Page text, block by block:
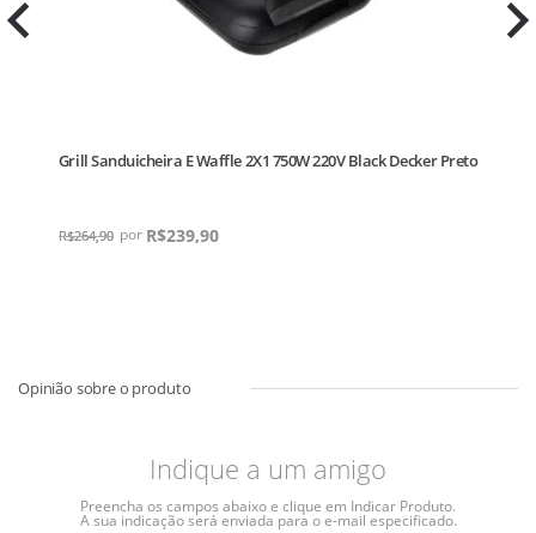
Grill Sanduicheira E Waffle 2X1 750W 220V Black Decker Preto
R$264,90 R$239,90
Indique a um amigo
Preencha os campos abaixo e clique em Indicar Produto.
A sua indicação será enviada para o e-mail especificado.